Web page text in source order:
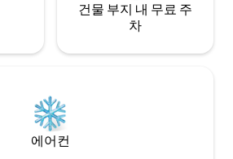
건물 부지 내 무료 주
차
에어컨